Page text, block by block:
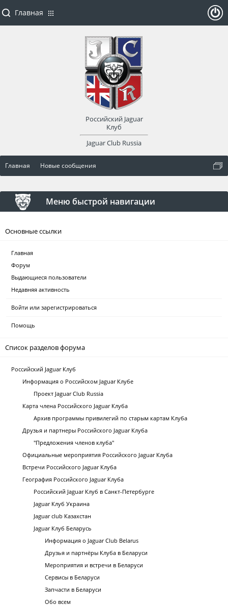
Главная Новые сообщения
Меню быстрой навигации
Основные ссылки
Главная
Форум
Выдающиеся пользователи
Недавняя активность
Войти или зарегистрироваться
Помощь
Список разделов форума
Российский Jaguar Клуб
Информация о Российском Jaguar Клубе
Проект Jaguar Club Russia
Карта члена Российского Jaguar Клуба
Архив программы привилегий по старым картам Клуба
Друзья и партнеры Российского Jaguar Клуба
"Предложения членов клуба"
Официальные мероприятия Российского Jaguar Клуба
Встречи Российского Jaguar Клуба
География Российского Jaguar Клуба
Российский Jaguar Клуб в Санкт-Петербурге
Jaguar Клуб Украина
Jaguar club Казахстан
Jaguar Клуб Беларусь
Информация о Jaguar Club Belarus
Друзья и партнёры Клуба в Беларуси
Мероприятия и встречи в Беларуси
Сервисы в Беларуси
Запчасти в Беларуси
Обо всем
Главная
Российский Jaguar
Клуб
Jaguar Club Russia
оват